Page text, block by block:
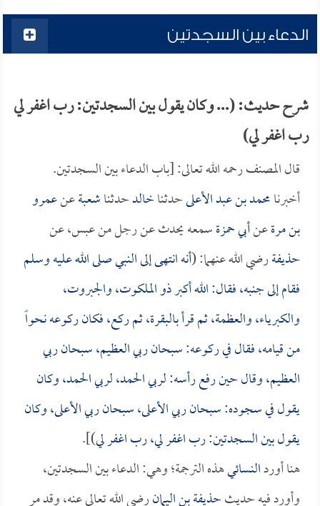
الدعاء بين السجدتين
شرح حديث: (... وكان يقول بين السجدتين: رب اغفر لي
رب اغفر لي)
قال المصنف رحمه الله تعالى: [باب الدعاء بين السجدتين.
أخبرنامحمد بن عبد الأعلىحدثناخالدحدثناشعبةعنعمرو
بن مرةعنأبي حمزةسمعه يحدث عن رجل من عبس، عن
حذيفةرضي الله عنهما: (أنه انتهى إلى النبي صلى الله عليه وسلم
فقام إلى جنبه، فقال: الله أكبر ذو الملكوت، والجبروت،
والكبرياء، والعظمة، ثم قرأ بالبقرة، ثم ركع، فكان ركوعه نحواً
من قيامه، فقال في ركوعه: سبحان ربي العظيم، سبحان ربي
العظيم، وقال حين رفع رأسه: لربي الحمد، لربي الحمد، وكان
يقول في سجوده: سبحان ربي الأعلى، سبحان ربي الأعلى، وكان
يقول بين السجدتين: رب اغفر لي، رب اغفر لي)].
هنا أوردالنسائيهذه الترجمة؛ وهي: الدعاء بين السجدتين،
وأورد فيه حديثحذيفة بن اليمانرضي الله تعالى عنه، وقد مر